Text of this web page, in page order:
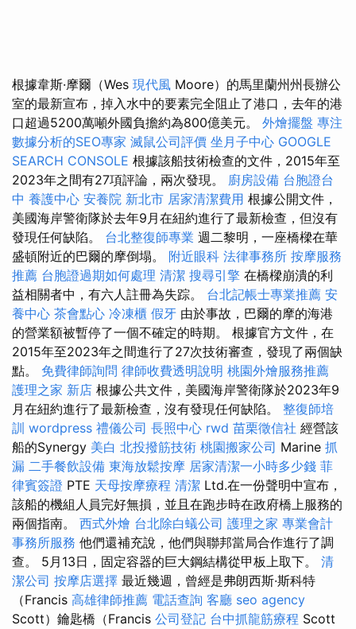
根據韋斯·摩爾（Wes 現代風 Moore）的馬里蘭州州長辦公
室的最新宣布，掉入水中的要素完全阻止了港口，去年的港
口超過5200萬噸外國負擔約為800億美元。 外燴擺盤 專注
數據分析的SEO專家 滅鼠公司評價 坐月子中心 GOOGLE
SEARCH CONSOLE 根據該船技術檢查的文件，2015年至
2023年之間有27項評論，兩次發現。 廚房設備 台胞證台
中 養護中心 安養院 新北市 居家清潔費用 根據公開文件，
美國海岸警衛隊於去年9月在紐約進行了最新檢查，但沒有
發現任何缺陷。 台北整復師專業 週二黎明，一座橋樑在華
盛頓附近的巴爾的摩倒塌。 附近眼科 法律事務所 按摩服務
推薦 台胞證過期如何處理 清潔 搜尋引擎 在橋樑崩潰的利
益相關者中，有六人註冊為失踪。 台北記帳士專業推薦 安
養中心 茶會點心 冷凍櫃 假牙 由於事故，巴爾的摩的海港
的營業額被暫停了一個不確定的時期。 根據官方文件，在
2015年至2023年之間進行了27次技術審查，發現了兩個缺
點。 免費律師詢問 律師收費透明說明 桃園外燴服務推薦
護理之家 新店 根據公共文件，美國海岸警衛隊於2023年9
月在紐約進行了最新檢查，沒有發現任何缺陷。 整復師培
訓 wordpress 禮儀公司 長照中心 rwd 苗栗徵信社 經營該
船的Synergy 美白 北投撥筋技術 桃園搬家公司 Marine 抓
漏 二手餐飲設備 東海放鬆按摩 居家清潔一小時多少錢 菲
律賓簽證 PTE 天母按摩療程 清潔 Ltd.在一份聲明中宣布，
該船的機組人員完好無損，並且在跑步時在政府橋上服務的
兩個指南。 西式外燴 台北除白蟻公司 護理之家 專業會計
事務所服務 他們還補充說，他們與聯邦當局合作進行了調
查。 5月13日，固定容器的巨大鋼結構從甲板上取下。 清
潔公司 按摩店選擇 最近幾週，曾經是弗朗西斯·斯科特
（Francis 高雄律師推薦 電話查詢 客廳 seo agency
Scott）鑰匙橋（Francis 公司登記 台中抓龍筋療程 Scott